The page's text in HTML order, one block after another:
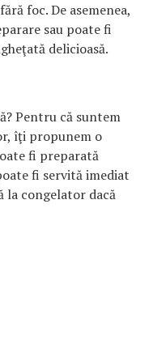
foc. De asemenea,
sau poate fi
delicioasă.
Pentru că suntem
îţi propunem o
fi preparată
fi servită imediat
la congelator dacă